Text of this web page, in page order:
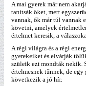
A mai gyerek már nem
tanítsák őket, mert
vannak, ők már túl vannak
követni, amelyek
értelmet keresik, a
A régi világra és a régi
gyerekeiket és elvárják
szüleik ezt mondták nekik.
értelmesnek tűnnek, de
következik a jó hír.